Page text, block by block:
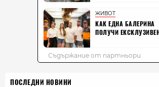
ПОСЛЕДНИ НОВИНИ